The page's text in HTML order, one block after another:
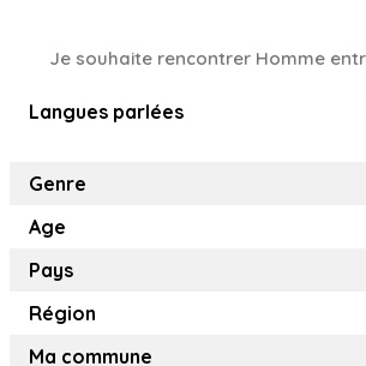
Je souhaite rencontrer Homme
Langues parlées
Genre
Age
Pays
Région
Ma commune